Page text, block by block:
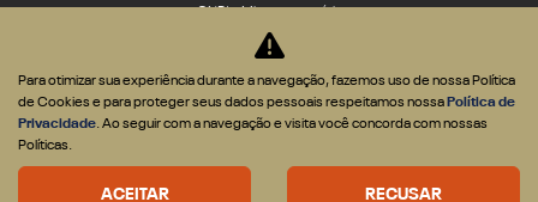
Produtor Rural
Governo
Locadora
Para otimizar sua experiência durante a navegação, fazemos uso de nossa Política
de Cookies e para proteger seus dados pessoais respeitamos nossa Política de
Privacidade. Ao seguir com a navegação e visita você concorda com nossas
Políticas.
ACEITAR RECUSAR